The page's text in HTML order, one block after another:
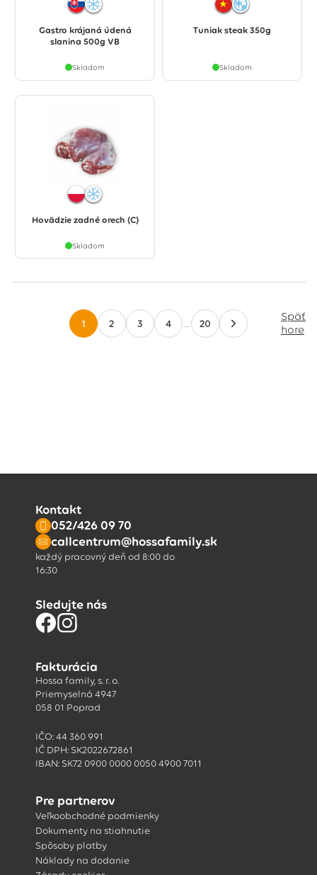
Gastro krájaná údená
slanina 500g VB
Skladom
Tuniak steak 350g
Skladom
Hovädzie zadné orech (C)
Skladom
1 2 3 4 … 20
Späť
hore
Kontakt
052/426 09 70
callcentrum@hossafamily.sk
každý pracovný deň od 8:00 do
16:30
Sledujte nás
Fakturácia
Hossa family, s. r. o.
Priemyselná 4947
058 01 Poprad
IČO: 44 360 991
IČ DPH: SK2022672861
IBAN: SK72 0900 0000 0050 4900 7011
Pre partnerov
Veľkoobchodné podmienky
Dokumenty na stiahnutie
Spôsoby platby
Náklady na dodanie